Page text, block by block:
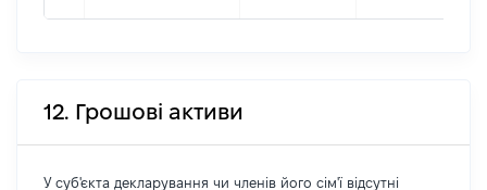
12. Грошові активи
У суб'єкта декларування чи членів його сім'ї відсутні